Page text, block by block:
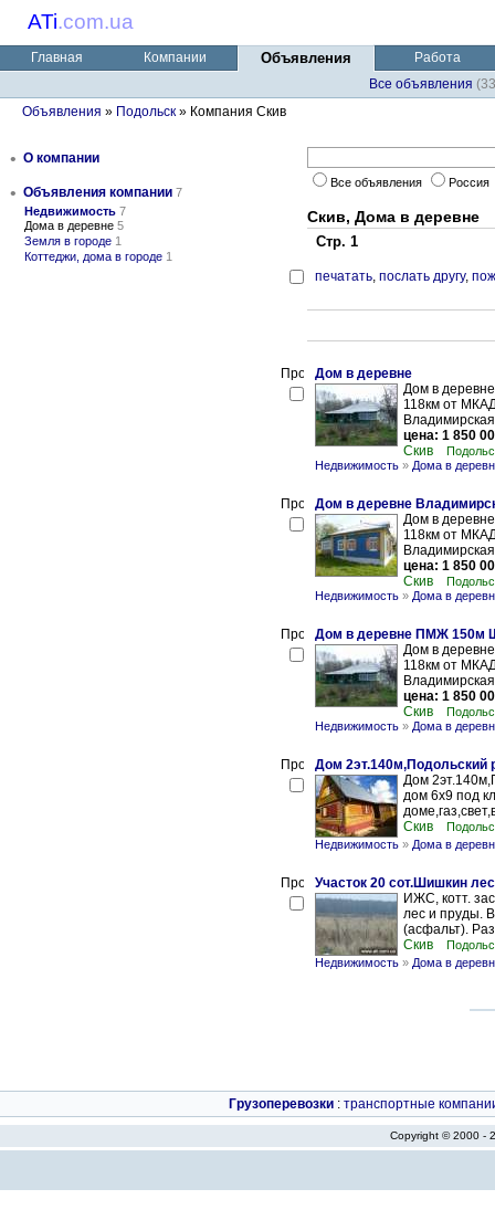
ATi.com.ua
Главная Компании Объявления
Работа
Все объявления
Объявления » Подольск » Компания Скив
• О компании
• Объявления компании 7
Недвижимость 7
Дома в деревне 5
Земля в городе 1
Коттеджи, дома в городе 1
Все объявления Россия
Скив, Дома в деревне
Стр. 1
печатать, послать другу,
Дом в деревне
Дом в
118км от
цена: 1 850
Скив
Недвижимость » Дома в
Дом в деревне
Дом в
118км от
цена: 1 850
Скив
Недвижимость » Дома в
Дом в деревне ПМЖ 150м
Дом в
118км от
цена: 1 850
Скив
Недвижимость » Дома в
Дом 2эт.140м,Подольский
Дом
дом 6х9 под
Скив
Недвижимость » Дома в
Участок 20 сот.Шишкин
ИЖС, котт.
лес и пруды.
(асфальт).
Скив
Недвижимость » Дома в
Грузоперевозки : транспортные
Copyright © 2000 -